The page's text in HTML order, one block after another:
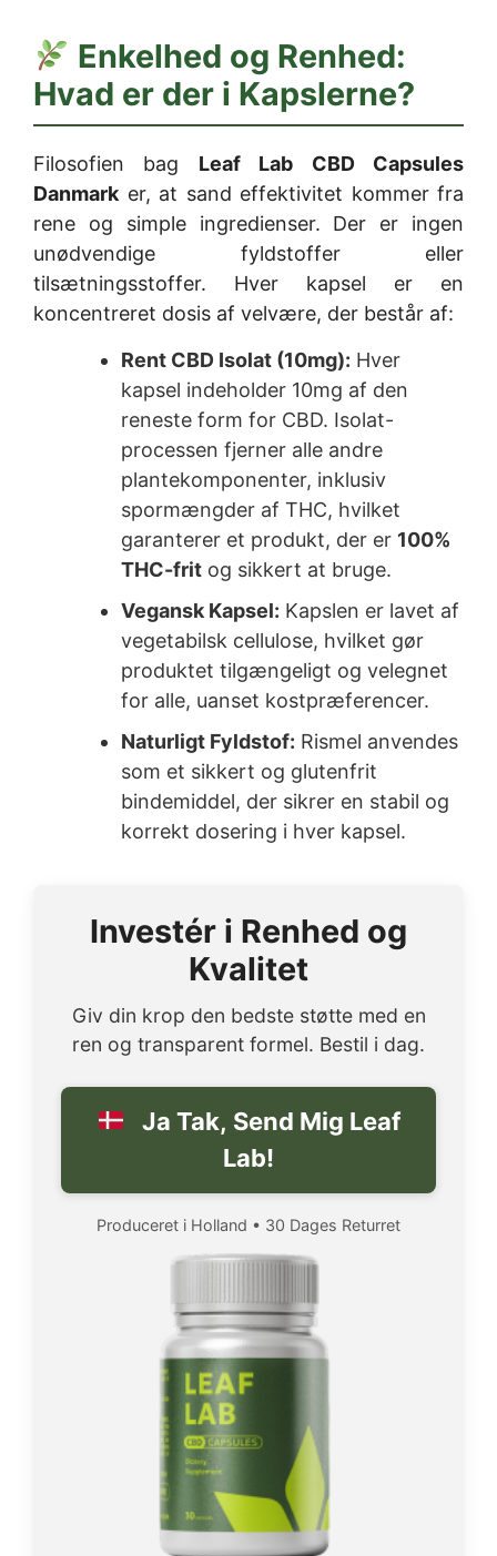
Enkelhed og Renhed:
Hvad er der i Kapslerne?
Filosofien bag Leaf Lab CBD Capsules
Danmark er, at sand effektivitet kommer fra
rene og simple ingredienser. Der er ingen
unødvendige fyldstoffer eller
tilsætningsstoffer. Hver kapsel er en
koncentreret dosis af velvære, der består af:
Rent CBD Isolat (10mg): Hver
kapsel indeholder 10mg af den
reneste form for CBD. Isolat-
processen fjerner alle andre
plantekomponenter, inklusiv
spormængder af THC, hvilket
garanterer et produkt, der er 100%
THC-frit og sikkert at bruge.
Vegansk Kapsel: Kapslen er lavet af
vegetabilsk cellulose, hvilket gør
produktet tilgængeligt og velegnet
for alle, uanset kostpræferencer.
Naturligt Fyldstof: Rismel anvendes
som et sikkert og glutenfrit
bindemiddel, der sikrer en stabil og
korrekt dosering i hver kapsel.
Investér i Renhed og
Kvalitet
Giv din krop den bedste støtte med en
ren og transparent formel. Bestil i dag.
Ja Tak, Send Mig Leaf
Lab!
Produceret i Holland • 30 Dages Returret